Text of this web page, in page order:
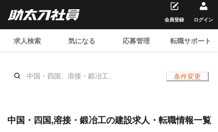
求人検索 気になる 応募管理 転職サポート
会員登録 ログイン
中国・四国、溶接・鍛冶工、 条件変更
中国・四国,溶接・鍛冶工の建設求人・転職情報一覧